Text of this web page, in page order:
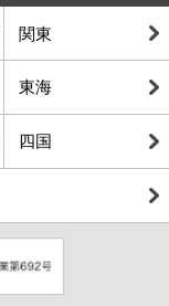
関東
東海
四国